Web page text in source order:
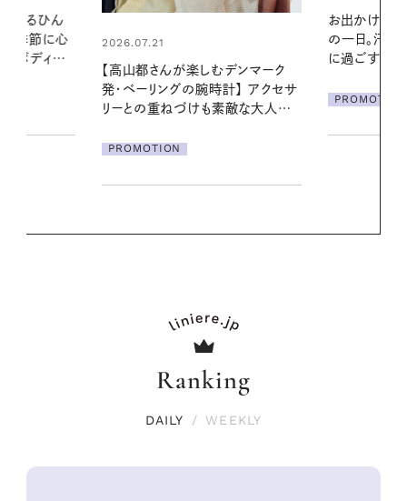
の一日。汗ばむ季節を「ごきげん」
PROMOTION
暑い夏のナイ
える夜の爽
Ranking
DAILY / WEEKLY